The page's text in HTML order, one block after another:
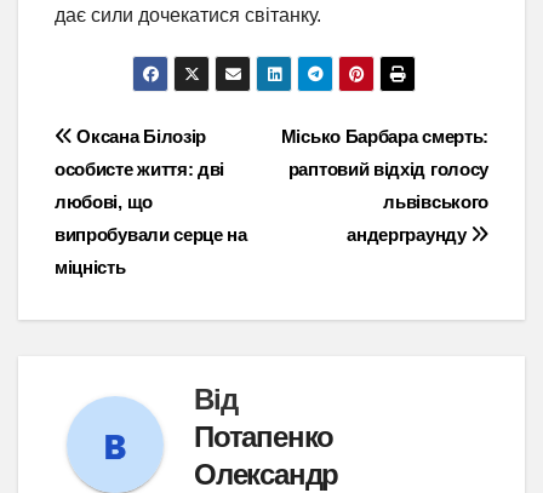
дає сили дочекатися світанку.
Навігація
записів
Місько Барбара смерть:
раптовий відхід голосу
львівського
андерграунду
Оксана Білозір
особисте життя: дві
любові, що
випробували серце на
міцність
Від
Потапенко
Олександр